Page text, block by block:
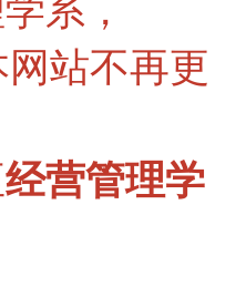
系，
站不再更
经营管理学